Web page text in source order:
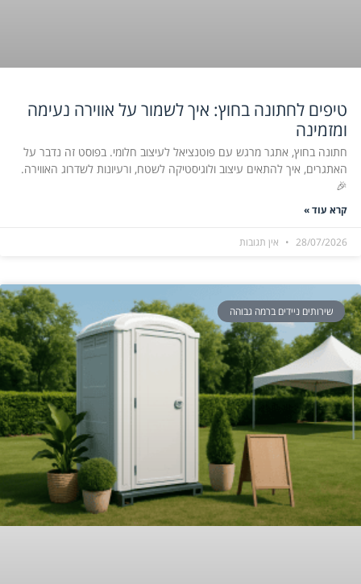
טיפים לחתונה בחוץ: איך לשמור על אווירה נעימה
ומזמינה
חתונה בחוץ, אתגר מרגש עם פוטנציאל לעיצוב חלומי. בפוסט זה נדבר על
האתגרים, איך להתאים עיצוב ולוגיסטיקה לשטח, ורעיונות לשדרוג האווירה.
🎉
קרא עוד »
28/07/2026 אין תגובות
שירותים ניידים ברמה גבוהה